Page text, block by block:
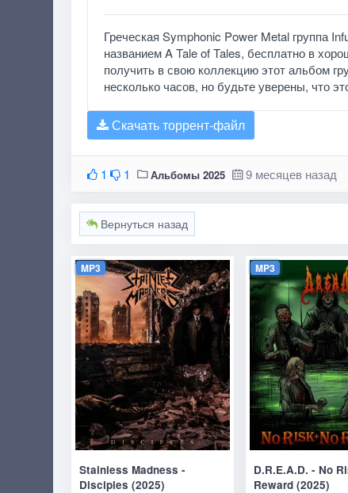
Греческая Symphonic Power Metal группа
названием A Tale of Tales, бесплатно в
получить в свою коллекцию этот альбом
несколько часов, но будьте уверены, что
Скачать торрент-файл
1 1 Альбомы 2025 9 месяцев назад
Вернуться назад
MP3
Stainless Madness -
Disciples (2025)
MP3
D.R.E.A.D. - No
Reward (2025)